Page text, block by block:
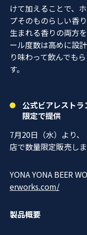
けて加えることで、
プそのものらしい香
生まれる香りの両方
ール度数は高めに設
り味わって飲んでも
す。
公式ビアレストラ
限定で提供
7月20日（水）より、
店で数量限定販売しま
YONA YONA BEER
erworks.com/
製品概要